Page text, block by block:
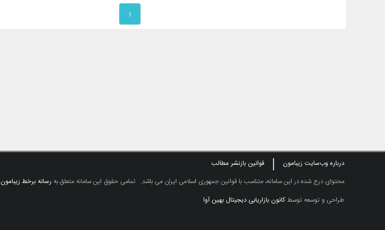
۱
درباره وب‌سایت زیبامون
قوانین بازنشر مطالب
محتوای درج شده در این سامانه، متناسب با قوانین جمهوری اسلامی ایران می باشد. تمامی حقوق این سامانه متعلق به رسانه برخط زیبامون
طراحی و توسعه توسطکانون بازاریابی دیجیتال بهین آوا